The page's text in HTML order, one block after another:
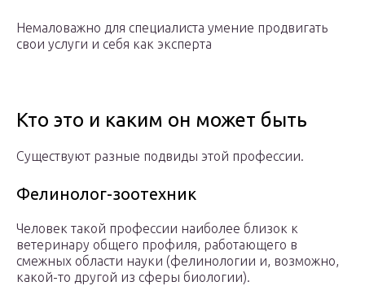
Немаловажно для специалиста умение продвигать
свои услуги и себя как эксперта
Кто это и каким он может быть
Существуют разные подвиды этой профессии.
Фелинолог-зоотехник
Человек такой профессии наиболее близок к
ветеринару общего профиля, работающего в
смежных области науки (фелинологии и, возможно,
какой-то другой из сферы биологии).